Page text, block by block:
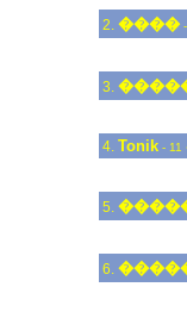
2. ����-
3.
4. Tonik- 11
5.
6.